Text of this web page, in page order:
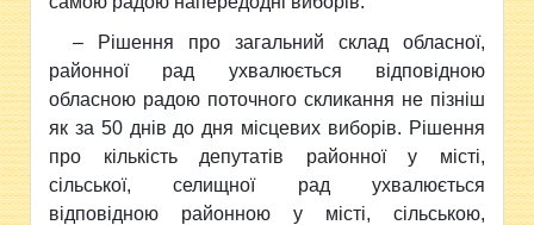
– Рішення про загальний склад обласної,
районної рад ухвалюється відповідною
обласною радою поточного скликання не пізніш
як за 50 днів до дня місцевих виборів. Рішення
про кількість депутатів районної у місті,
сільської, селищної рад ухвалюється
відповідною районною у місті, сільською,